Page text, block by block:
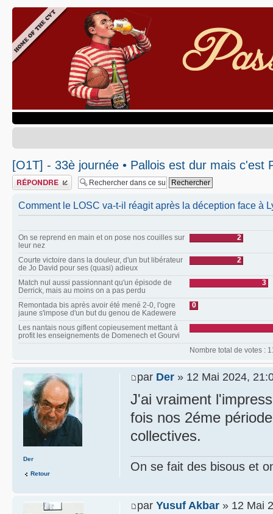
[O1T] - 33è journée • Pallois est dur mais c'est
Publier une réponse
Comment le LOSC va-t-il réagit après la déception face à
On se reprend en main et on pose nos couilles sur
leur nez
2
Courte victoire dans la douleur, d'un but libérateur
de Jo David pour ses (quasi) adieux
2
Match nul aussi passionnant qu'un épisode de
Derrick, mais au moins on a pas perdu
3
Remontada bis après avoir été mené 2-0, l'ogre
jaune s'impose d'un but du genou de Kadewere
0
Les nantais nous giflent copieusement mettant à
profit les enseignements de Domenech et Gourvi
Nombre total de votes :
par Der » 12 Mai 2024,
J'ai vraiment
fois nos 2éme
collectives.
On se fait des bisous et
Der
Retour
par Yusuf Akbar » 12 Mai